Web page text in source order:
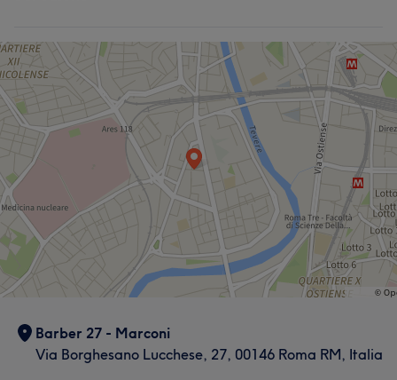
Competente
Barber 27 - Marconi
Via Borghesano Lucchese, 27, 00146 Roma RM, Italia